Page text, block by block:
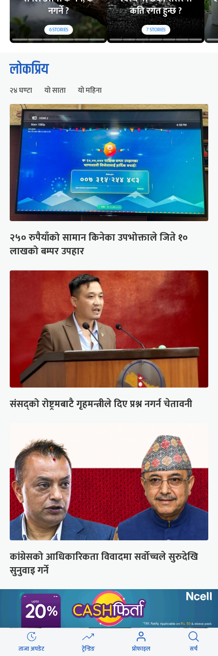
नगर्ने ?
6STORIES
कति रगत हुन्छ ?
7STORIES
लोकप्रिय
२४ घण्टा यो साता यो महिना
२५० रुपैयाँको सामान किनेका उपभोक्ताले जिते १०
लाखको बम्पर उपहार
संसद्को रोष्ट्रमबाटै गृहमन्त्रीले दिए प्रश्न नगर्न चेतावनी
कांग्रेसको आधिकारिकता विवादमा सर्वोच्चले सुरुदेखि
सुनुवाइ गर्ने
ताजा अपडेट ट्रेन्डिङ प्रोफाइल सर्च